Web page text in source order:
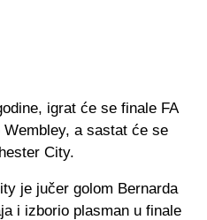
igrat će se finale FA
a sastat će se
City.
je jučer golom Bernarda
i izborio plasman u finale